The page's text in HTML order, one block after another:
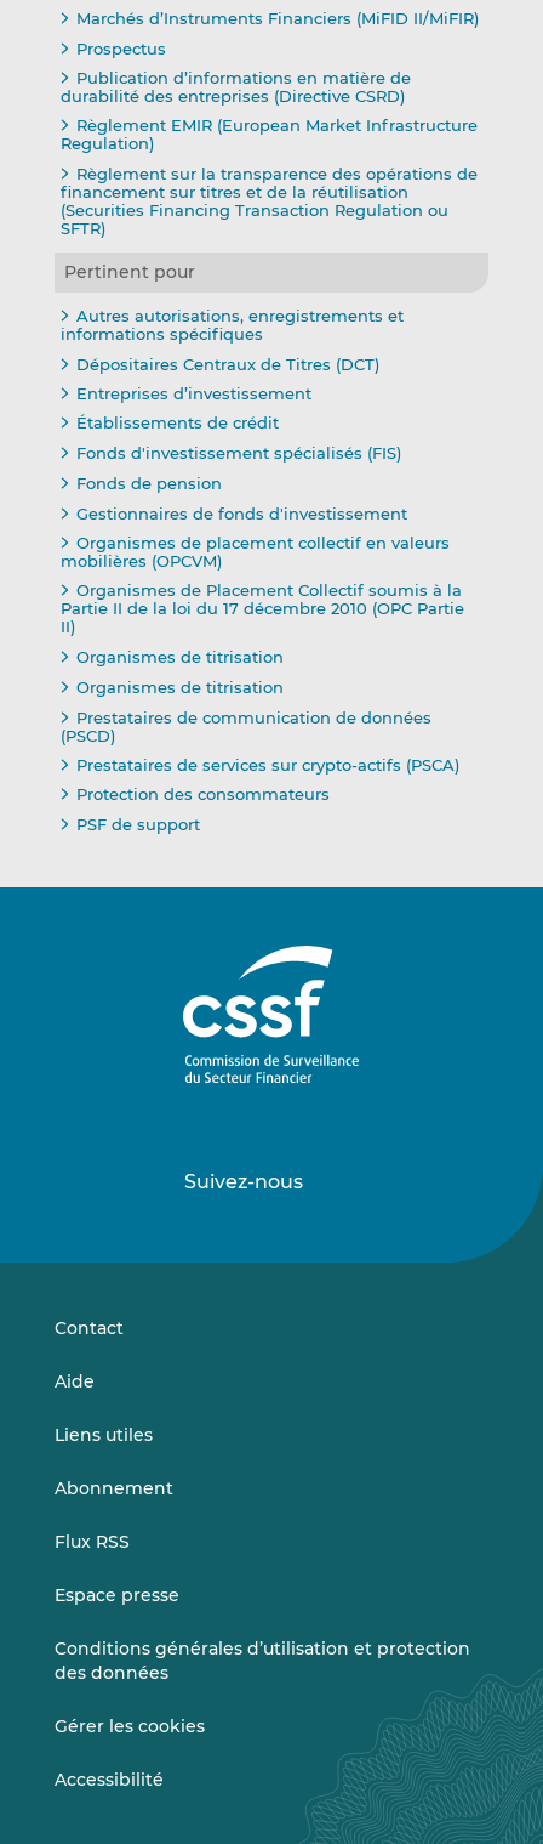
Marchés d’Instruments Financiers (MiFID II/MiFIR)
Prospectus
Publication d’informations en matière de
durabilité des entreprises (Directive CSRD)
Règlement EMIR (European Market Infrastructure
Regulation)
Règlement sur la transparence des opérations de
financement sur titres et de la réutilisation
(Securities Financing Transaction Regulation ou
SFTR)
Pertinent pour
Autres autorisations, enregistrements et
informations spécifiques
Dépositaires Centraux de Titres (DCT)
Entreprises d’investissement
Établissements de crédit
Fonds d'investissement spécialisés (FIS)
Fonds de pension
Gestionnaires de fonds d'investissement
Organismes de placement collectif en valeurs
mobilières (OPCVM)
Organismes de Placement Collectif soumis à la
Partie II de la loi du 17 décembre 2010 (OPC Partie
II)
Organismes de titrisation
Organismes de titrisation
Prestataires de communication de données
(PSCD)
Prestataires de services sur crypto-actifs (PSCA)
Protection des consommateurs
PSF de support
Suivez-nous
sursur
Contact
Aide
Liens utiles
Abonnement
Flux RSS
Espace presse
Conditions générales d’utilisation et protection
des données
Gérer les cookies
Accessibilité